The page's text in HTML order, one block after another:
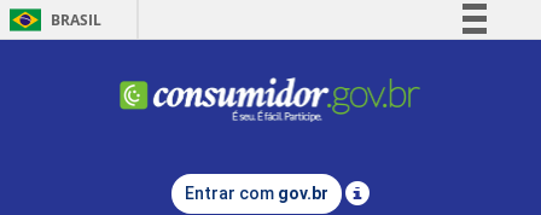
BRASIL
Comunica BR
Legislação
Entrar com gov.br